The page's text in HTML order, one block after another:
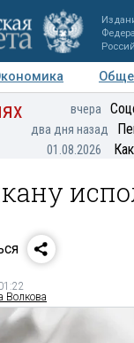
Мнения
вчера
два дня назад
01.08.2026
Волкова